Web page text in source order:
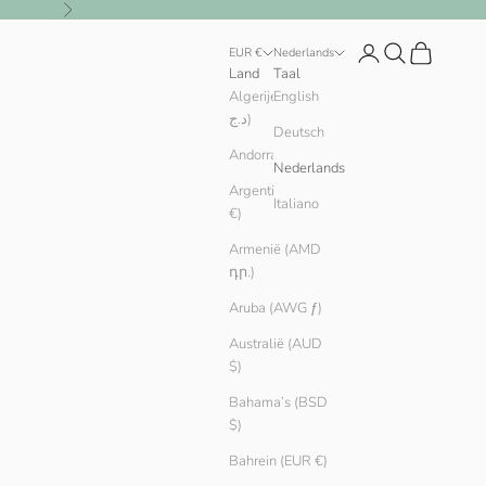
Volgende
EUR €
Land
Algerije (DZD
د.ج)
Andorra (EUR €)
Argentinië (EUR
€)
Armenië (AMD
դր.)
Aruba (AWG ƒ)
Australië (AUD
$)
Bahama’s (BSD
$)
Bahrein (EUR €)
Nederlands
Taal
English
Deutsch
Nederlands
Italiano
InloggenZoeken